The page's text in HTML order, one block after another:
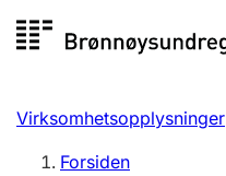
Registersøk
Aksjeselskap
Virksomhetsopplysninger
Forsiden